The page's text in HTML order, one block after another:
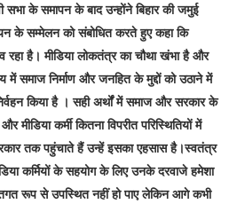
सभा के समापन के बाद उन्होंने बिहार की जमुई
के सम्मेलन को संबोधित करते हुए कहा कि
रहा है। मीडिया लोकतंत्र का चौथा खंभा है और
समाज निर्माण और जनहित के मुद्दों को उठाने में
किया है । सही अर्थों में समाज और सरकार के
मीडिया कर्मी कितना विपरीत परिस्थितियों में
तक पहुंचाते हैं उन्हें इसका एहसास है।स्वतंत्र
कर्मियों के सहयोग के लिए उनके दरवाजे हमेशा
रूप से उपस्थित नहीं हो पाए लेकिन आगे कभी